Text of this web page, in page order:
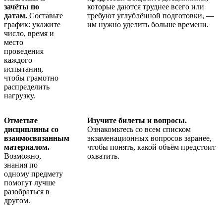
зачёты по
датам. Составьте
график: укажите
число, время и
место
проведения
каждого
испытания,
чтобы грамотно
распределить
нагрузку.
которые даются труднее всего или
требуют углублённой подготовки, —
им нужно уделить больше времени.
Отметьте
дисциплины со
взаимосвязанным
материалом.
Возможно,
знания по
одному предмету
помогут лучше
разобраться в
другом.
Изучите билеты и вопросы.
Ознакомьтесь со всем списком
экзаменационных вопросов заранее,
чтобы понять, какой объём предстоит
охватить.